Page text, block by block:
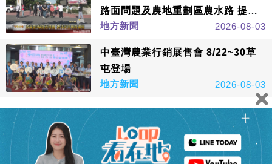
路面問題及農地重劃區農水路 提升
在地交通品質打造安全用路環境
地方新聞 2026-08-03
中臺灣農業行銷展售會 8/22~30草
屯登場
地方新聞
2026-08-03